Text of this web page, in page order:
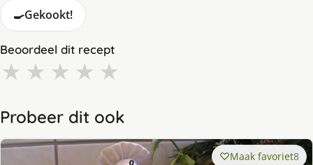
🍳Gekookt!
Beoordeel dit recept
★ ★ ★ ★ ★
Probeer dit ook
Maak favoriet8